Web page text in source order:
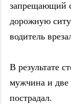
запрещающий
дорожную
водитель
В результате
мужчина и
пострадал.